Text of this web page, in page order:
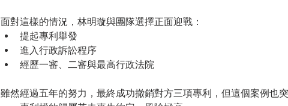
面對這樣的情況，林明璇與團隊選擇正面迎戰：
提起專利舉發
進入行政訴訟程序
經歷一審、二審與最高行政法院
雖然經過五年的努力，最終成功撤銷對方三項專利，但這個案例也